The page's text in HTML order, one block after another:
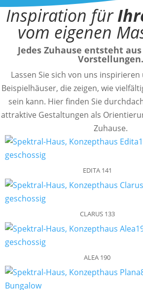
Inspiration für
vom eigenen
Jedes Zuhause entsteht aus
Vorstellungen.
Lassen Sie sich von uns
Beispielhäuser, die zeigen, wie
sein kann. Hier finden Sie
attraktive Gestaltungen als
Zuhause.
EDITA 141
CLARUS 133
ALEA 190